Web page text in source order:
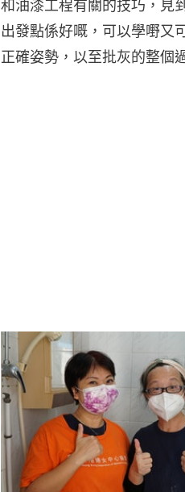
和油漆工程有關的技巧，見
出發點係好嘅，可以學嘢又
正確姿勢，以至批灰的整個